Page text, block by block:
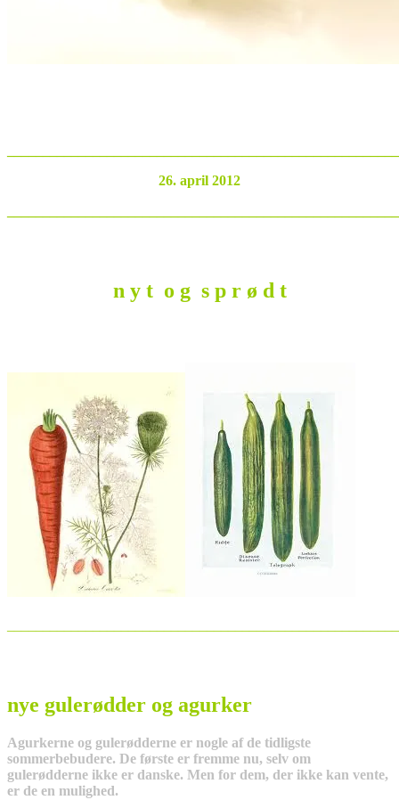
26. april 2012
n y t o g s p r ø d t
nye gulerødder og agurker
Agurkerne og gulerødderne er nogle af de tidligste
sommerbebudere. De første er fremme nu, selv om
gulerødderne ikke er danske. Men for dem, der ikke kan vente,
er de en mulighed.